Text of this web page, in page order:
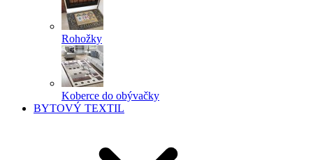
Rohožky
Koberce do obývačky
BYTOVÝ TEXTIL